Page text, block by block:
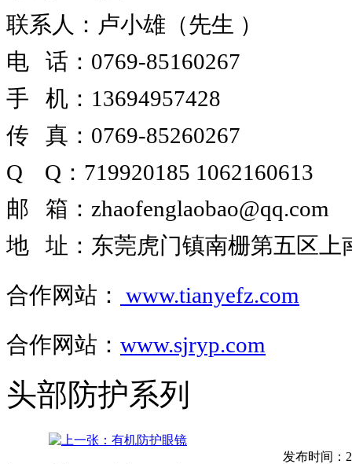
联系人：卢小雄（先生 ）
电 话：0769-85160267
手 机：13694957428
传 真：0769-85260267
Q Q ： 719920185 1062160613
邮 箱 ： zhaofenglaobao@qq.com
地 址 ： 东莞虎门镇南栅第五区上
合作网站 ： www.tianyefz.com
合作网站： www.sjryp.com
头部防护系列
发布时间：